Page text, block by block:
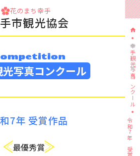
花のまち幸手
市観光協会
幸手観光写真コンクール
令和7年 受賞作品
写真コンクール
7年 受賞作品
最優秀賞